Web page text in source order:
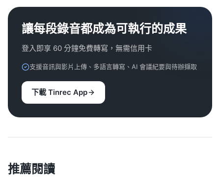
讓每段錄音都成為可執行的成果
登入即享 60 分鐘免費轉寫，無需信用卡
支援音訊與影片上傳、多語言轉寫、AI 會議紀要與待辦擷取
下載 Tinrec App
推薦閱讀